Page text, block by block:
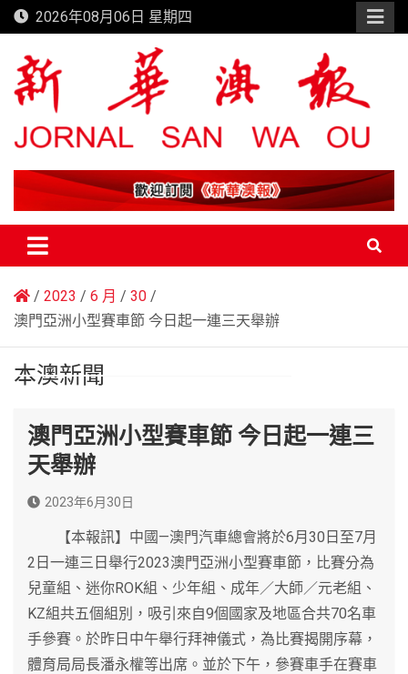
Skip
to
content
2026年08月06日 星期四
新華澳報
2023 6 月
30
澳門亞洲小型賽車節 今日起一連三天舉辦
本澳新聞
澳門亞洲小型賽車節 今日起一連三
天舉辦
2023年6月30日
【本報訊】中國—澳門汽車總會將於6月30日至7月
2日一連三日舉行2023澳門亞洲小型賽車節，比賽分為
兒童組、迷你ROK組、少年組、成年／大師／元老組、
KZ組共五個組別，吸引來自9個國家及地區合共70名車
手參賽。於昨日中午舉行拜神儀式，為比賽揭開序幕，
體育局局長潘永權等出席。並於下午，參賽車手在賽車